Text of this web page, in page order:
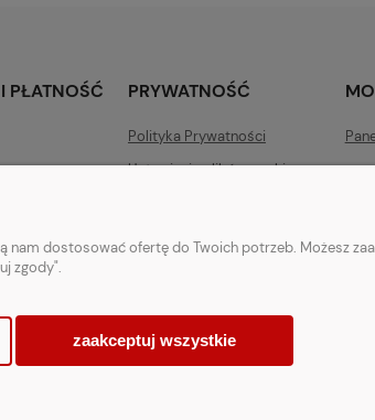
PŁATNOŚĆ PRYWATNOŚĆ
Polityka Prywatności
Ustawienia plików cookies
nam dostosować ofertę do Twoich potrzeb. Możesz
zgody".
zaakceptuj wszystkie